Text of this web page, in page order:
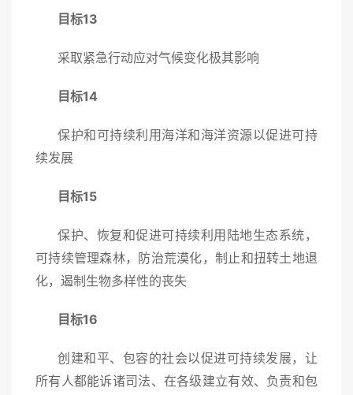
目标13
采取紧急行动应对气候变化极其影响
目标14
保护和可持续利用海洋和海洋资源以促进可持
续发展
目标15
保护、恢复和促进可持续利用陆地生态系统，
可持续管理森林，防治荒漠化，制止和扭转土地退
化，遏制生物多样性的丧失
目标16
创建和平、包容的社会以促进可持续发展，让
所有人都能诉诸司法、在各级建立有效、负责和包